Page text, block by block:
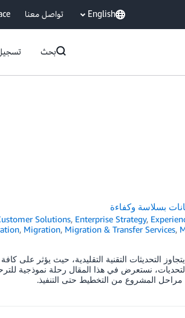
English تواصل معنا
بحث
بسلاسة وكفاءة
Solutions, Enterprise Strategy,
, Migration, Migration & Transfer Services,
التحديثات التقنية التقليدية، حيث يؤثر على
نستعرض في هذا المقال رحلة نموذجية
المشروع من التخطيط حتى التنفيذ.